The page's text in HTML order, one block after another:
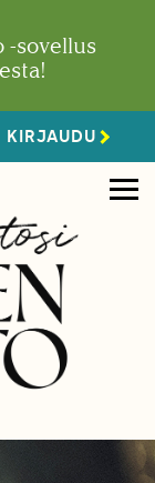
-sovellus
KIRJAUDU